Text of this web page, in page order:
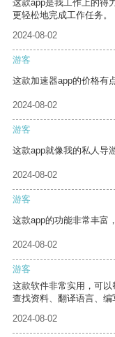
这款app是我工作上的得
更轻松地完成工作任务。
2024-08-02
游客
这款加速器app的价格有
2024-08-02
游客
这款app就像我的私人导
2024-08-02
游客
这款app的功能非常丰富
2024-08-02
游客
这款软件非常实用，可
查找资料、翻译语言、编
2024-08-02